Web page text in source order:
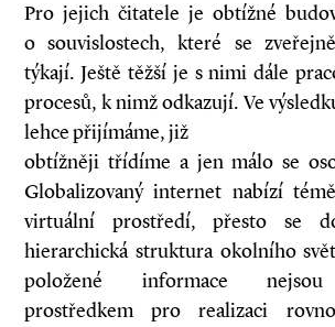
Pro jejich čitatele je obtížné
o souvislostech, které se
týkají. Ještě těžší je s nimi dále
procesů, k nimž odkazují. Ve
lehce přijímáme, již
obtížněji třídíme a jen málo se
Globalizovaný internet nabízí
virtuální prostředí, přesto se
hierarchická struktura okolního
položené informace nejsou
prostředkem pro realizaci